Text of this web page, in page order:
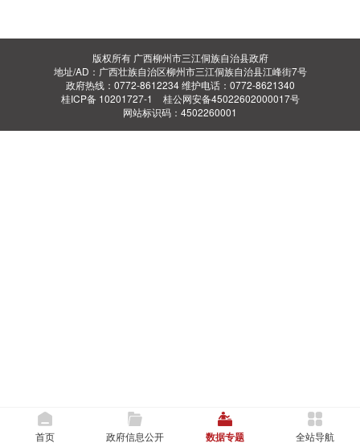
版权所有 广西柳州市三江侗族自治县政府
地址/AD：广西壮族自治区柳州市三江侗族自治县江峰街7号
政府热线：0772-8612234 维护电话：0772-8621340
桂ICP备 10201727-1
桂公网安备45022602000017号
网站标识码：4502260001
首页 政府信息公开 数据专题 全站导航